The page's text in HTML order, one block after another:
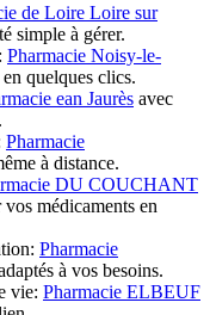
de Loire Loire sur
simple à gérer.
Pharmacie Noisy-le-
quelques clics.
ean Jaurès avec
Pharmacie
à distance.
DU COUCHANT
médicaments en
Pharmacie
à vos besoins.
vie: Pharmacie ELBEUF